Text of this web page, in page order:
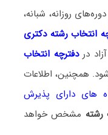
روزانه، شبانه،
انتخاب رشته دکتری
دردفترچه انتخاب
همچنین، اطلاعات
های دارای پذیرش
رشته مشخص خواهد